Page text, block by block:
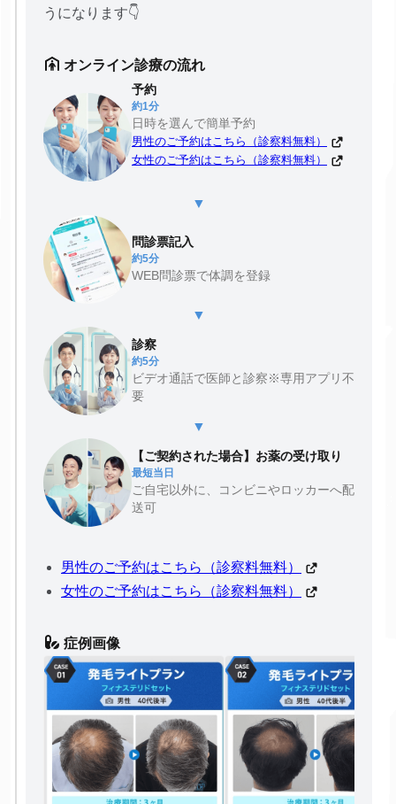
うになります👇
オンライン診療の流れ
予約
約1分
日時を選んで簡単予約
男性のご予約はこちら（診察料無料）
女性のご予約はこちら（診察料無料）
▼
問診票記入
約5分
WEB問診票で体調を登録
▼
診察
約5分
ビデオ通話で医師と診察※専用アプリ不
要
▼
【ご契約された場合】お薬の受け取り
最短当日
ご自宅以外に、コンビニやロッカーへ配
送可
男性のご予約はこちら（診察料無料）
女性のご予約はこちら（診察料無料）
症例画像